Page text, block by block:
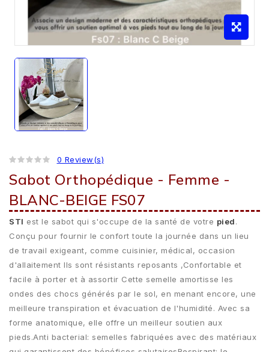
0 Review(s)
Sabot Orthopédique - Femme -
BLANC-BEIGE FS07
STI est le sabot qui s'occupe de la santé de votre pied.
Conçu pour fournir le confort toute la journée dans un lieu
de travail exigeant, comme cuisinier, médical, occasion
d'allaitement Ils sont résistants reposants ,Confortable et
facile à porter et à assortir Cette semelle amortisse les
ondes des chocs générés par le sol, en menant encore, une
meilleure transpiration et évacuation de l'humidité. Avec sa
forme anatomique, elle offre un meilleur soutien aux
pieds.Anti bacterial: semelles fabriquées avec des matériaux